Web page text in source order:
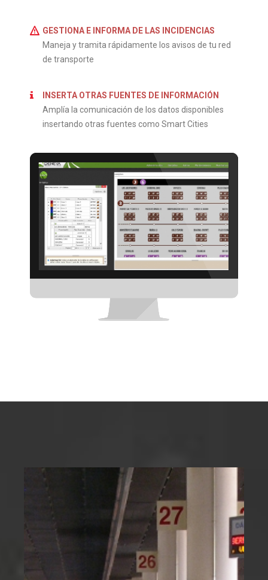
GESTIONA E INFORMA DE LAS INCIDENCIAS
Maneja y tramita rápidamente los avisos de tu red
de transporte
INSERTA OTRAS FUENTES DE INFORMACIÓN
Amplía la comunicación de los datos disponibles
insertando otras fuentes como Smart Cities